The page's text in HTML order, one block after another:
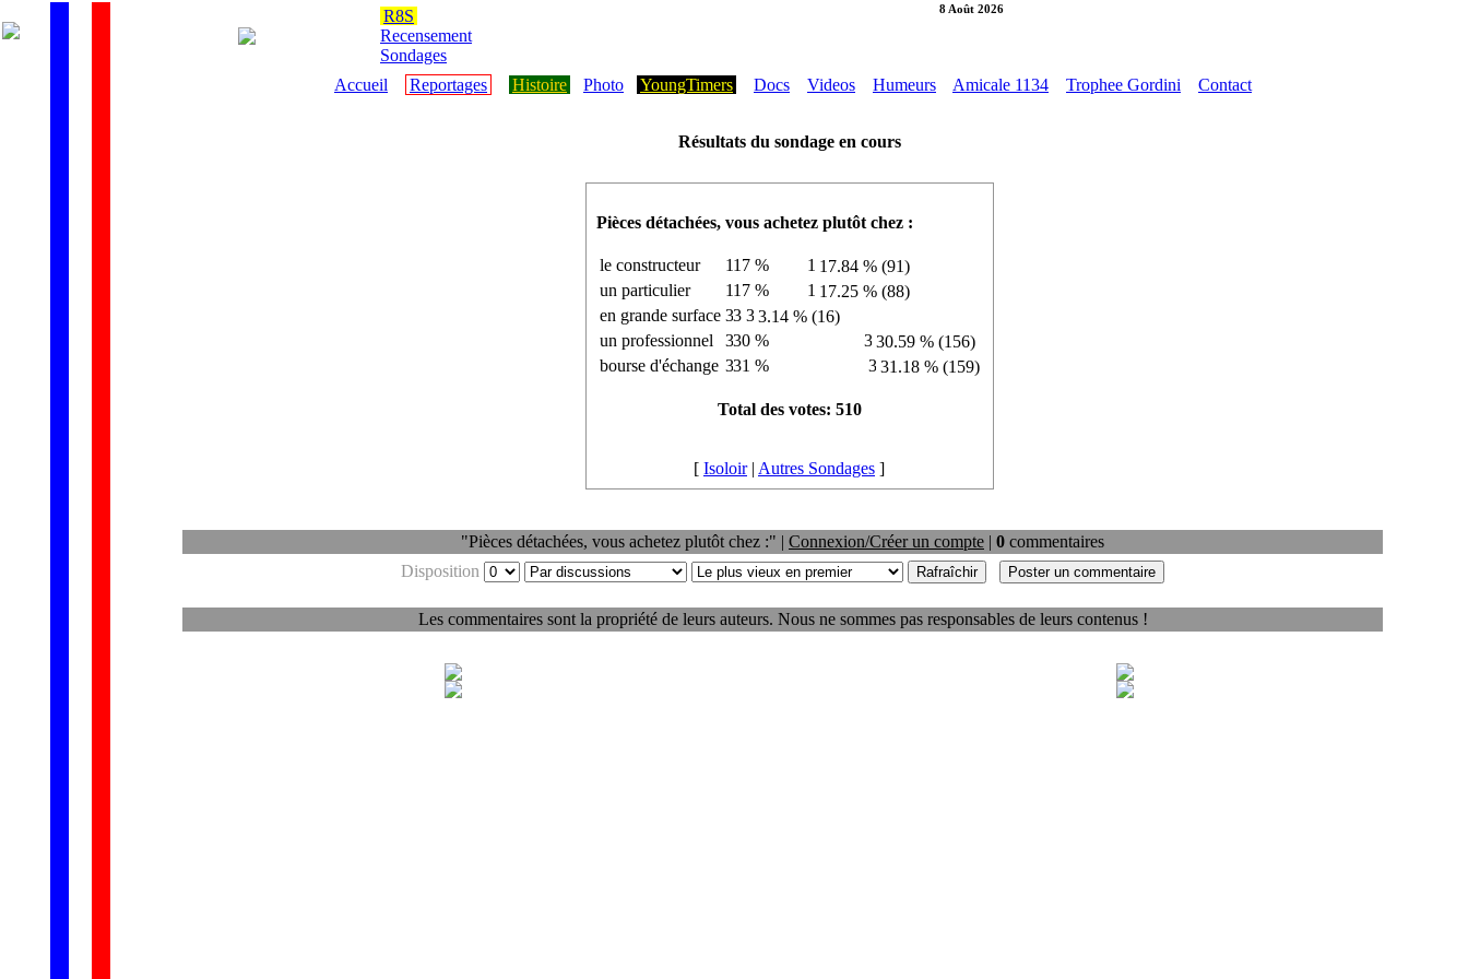
R8S
Recensement
Sondages
8 Août 2026
Accueil Reportages Histoire Photo YoungTimers Docs Videos Humeurs Amicale 1134 Trophee Gordini Contact
Résultats du sondage en cours
Pièces détachées, vous achetez plutôt chez :
le constructeur
17.84 % (91)
un particulier
17.25 % (88)
en grande surface
3.14 % (16)
un professionnel
30.59 % (156)
bourse d'échange
31.18 % (159)
Total des votes: 510
[ Isoloir| Autres Sondages ]
"Pièces détachées, vous achetez plutôt chez :" | Connexion/Créer un compte | 0 commentaires
Disposition
Les commentaires sont la propriété de leurs auteurs. Nous ne sommes pas responsables de leurs contenus !